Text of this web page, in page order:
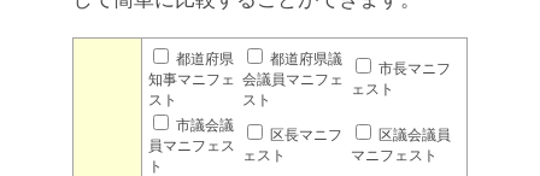
都道府県
知事マニフェ
スト
都道府県議
会議員マニフェ
スト
市長マニフ
ェスト
市議会議
員マニフェス
ト
区長マニフ
ェスト
区議会議員
マニフェスト